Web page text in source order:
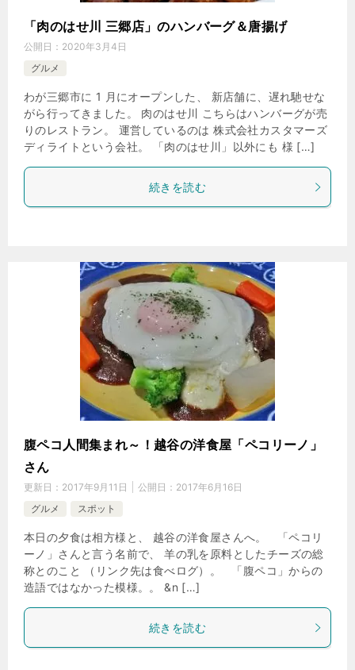
「肉のはせ川 三郷店」のハンバーグ＆唐揚げ
公開日： 2020年3月4日
グルメ
わが三郷市に 1 月にオープンした、 新店舗に、遅れ馳せな
がら行ってきました。 肉のはせ川 こちらはハンバーグが売
りのレストラン。 運営しているのは 株式会社カスタマーズ
ディライトという会社。 「肉のはせ川」以外にも 様 […]
続きを読む
腹ペコ人間集まれ～！越谷の洋食屋「ペコリーノ」
さん
更新日： 2017年9月11日 公開日： 2017年6月16日
グルメ
スポット
本日の夕食は相方様と、 越谷の洋食屋さんへ。 「ペコリ
ーノ」さんと言う名前で、 羊の乳を原料としたチーズの総
称とのこと （リンク先は食べログ）。 「腹ペコ」からの
造語ではなかった模様。。 &n […]
続きを読む